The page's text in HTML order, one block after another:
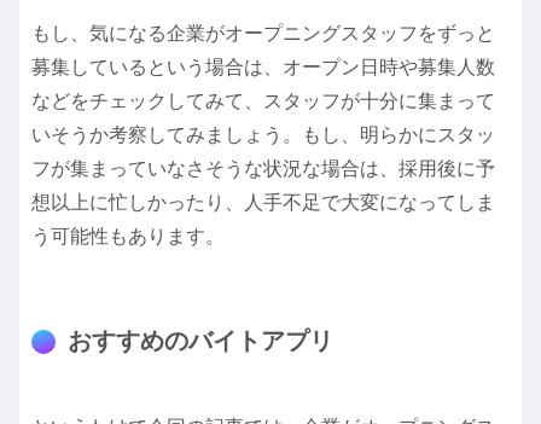
もし、気になる企業がオープニングスタッフをずっと
募集しているという場合は、オープン日時や募集人数
などをチェックしてみて、スタッフが十分に集まって
いそうか考察してみましょう。もし、明らかにスタッ
フが集まっていなさそうな状況な場合は、採用後に予
想以上に忙しかったり、人手不足で大変になってしま
う可能性もあります。
おすすめのバイトアプリ